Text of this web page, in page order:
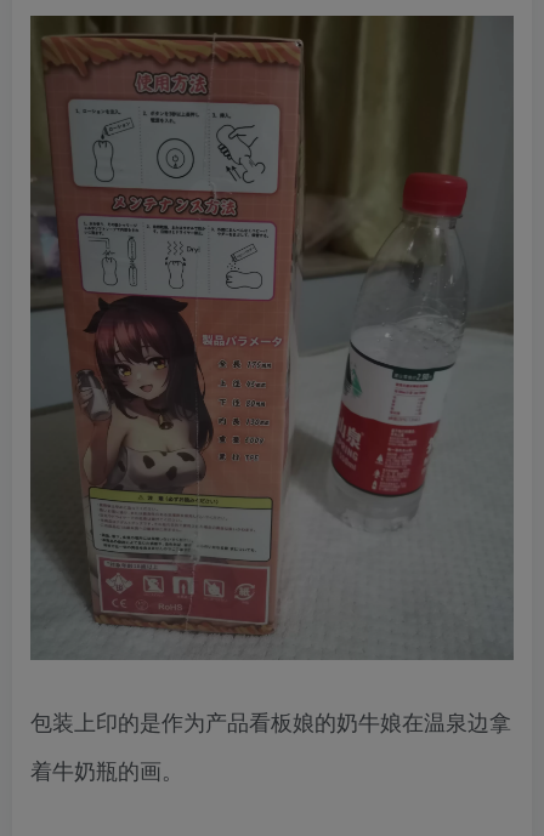
包装上印的是作为产品看板娘的奶牛娘在温泉边拿
着牛奶瓶的画。